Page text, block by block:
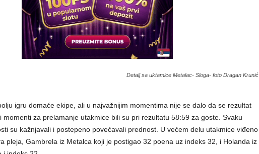
Detalj sa uktamice Metalac- Sloga- foto Dragan Krunić
igru domaće ekipe, ali u najvažnijim momentima nije se dalo da se rezultat
momenti za prelamanje utakmice bili su pri rezultatu 58:59 za goste. Svaku
su kažnjavali i postepeno povećavali prednost. U većem delu utakmice viđeno
pleja, Gambrela iz Metalca koji je postigao 32 poena uz indeks 32, i Holanda iz